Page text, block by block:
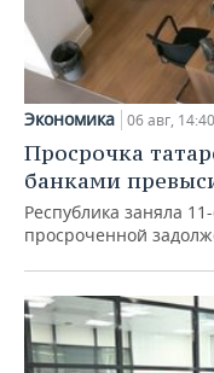
Экономика 06 авг, 14:40
Просрочка
банками
Республика заняла
просроченной